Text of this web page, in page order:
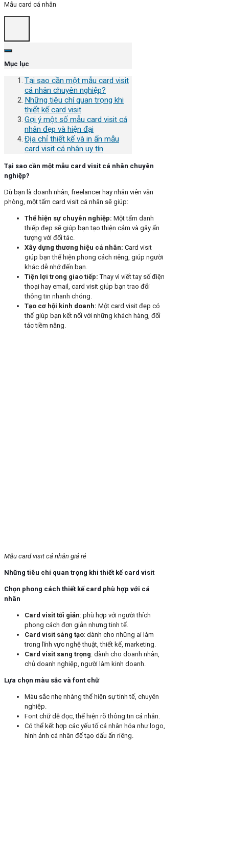
Mẫu card cá nhân
Mục lục
Tại sao cần một mẫu card visit
cá nhân chuyên nghiệp?
Những tiêu chí quan trọng khi
thiết kế card visit
Gợi ý một số mẫu card visit cá
nhân đẹp và hiện đại
Địa chỉ thiết kế và in ấn mẫu
card visit cá nhân uy tín
Tại sao cần một mẫu card visit cá nhân chuyên
nghiệp?
Dù bạn là doanh nhân, freelancer hay nhân viên văn
phòng, một tấm card visit cá nhân sẽ giúp:
Thể hiện sự chuyên nghiệp: Một tấm danh
thiếp đẹp sẽ giúp bạn tạo thiện cảm và gây ấn
tượng với đối tác.
Xây dựng thương hiệu cá nhân: Card visit
giúp bạn thể hiện phong cách riêng, giúp người
khác dễ nhớ đến bạn.
Tiện lợi trong giao tiếp: Thay vì viết tay số điện
thoại hay email, card visit giúp bạn trao đổi
thông tin nhanh chóng.
Tạo cơ hội kinh doanh: Một card visit đẹp có
thể giúp bạn kết nối với những khách hàng, đối
tác tiềm năng.
Mẫu card visit cá nhân giá rẻ
Những tiêu chí quan trọng khi thiết kế card visit
Chọn phong cách thiết kế card phù hợp với cá
nhân
Card visit tối giản: phù hợp với người thích
phong cách đơn giản nhưng tinh tế.
Card visit sáng tạo: dành cho những ai làm
trong lĩnh vực nghệ thuật, thiết kế, marketing.
Card visit sang trọng: dành cho doanh nhân,
chủ doanh nghiệp, người làm kinh doanh.
Lựa chọn màu sắc và font chữ
Màu sắc nhẹ nhàng thể hiện sự tinh tế, chuyên
nghiệp.
Font chữ dễ đọc, thể hiện rõ thông tin cá nhân.
Có thể kết hợp các yếu tố cá nhân hóa như logo,
hình ảnh cá nhân để tạo dấu ấn riêng.